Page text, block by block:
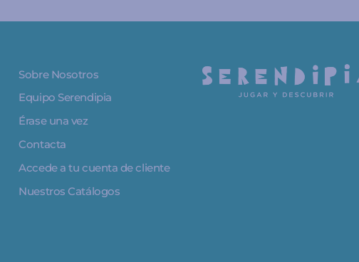
Sobre Nosotros
Equipo Serendipia
Érase una vez
Contacta
Accede a tu cuenta de cliente
Nuestros Catálogos